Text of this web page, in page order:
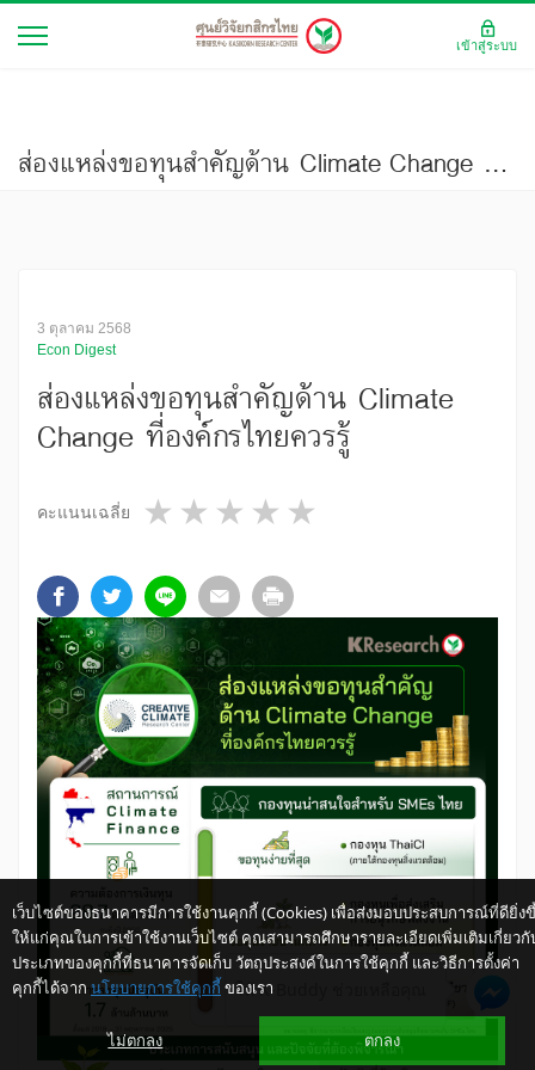
ส่องแหล่งขอทุนสำคัญด้าน Climate Change ที่องค์กรไทยควรรู้
3 ตุลาคม 2568
Econ Digest
ส่องแหล่งขอทุนสำคัญด้าน Climate
Change ที่องค์กรไทยควรรู้
คะแนนเฉลี่ย 4 stars
3 stars
2 stars
1 star
เว็บไซต์ของธนาคารมีการใช้งานคุกกี้ (Cookies) เพื่อส่งมอบประสบการณ์ที่ดียิ่ง
ให้แก่คุณในการเข้าใช้งานเว็บไซต์ คุณสามารถศึกษารายละเอียดเพิ่มเติมเกี่ยวกั
ประเภทของคุกกี้ที่ธนาคารจัดเก็บ วัตถุประสงค์ในการใช้คุกกี้ และวิธีการตั้งค่า
คุกกี้ได้จาก นโยบายการใช้คุกกี้ ของเรา
ไม่ตกลง ตกลง
เข้าสู่ระบบ
ให้ K-Buddy ช่วยเหลือคุณ